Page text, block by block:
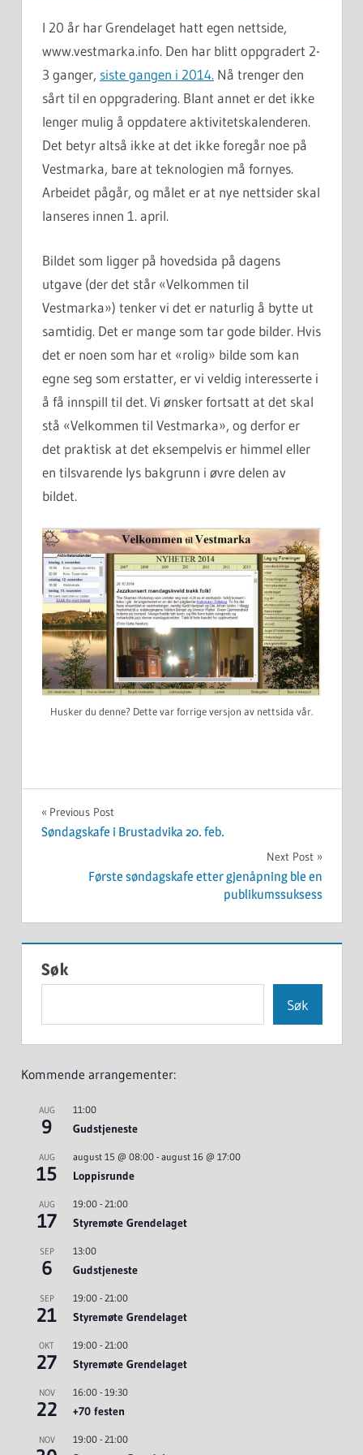
I 20 år har Grendelaget hatt egen nettside,
www.vestmarka.info. Den har blitt oppgradert 2-
3 ganger, siste gangen i 2014. Nå trenger den
sårt til en oppgradering. Blant annet er det ikke
lenger mulig å oppdatere aktivitetskalenderen.
Det betyr altså ikke at det ikke foregår noe på
Vestmarka, bare at teknologien må fornyes.
Arbeidet pågår, og målet er at nye nettsider skal
lanseres innen 1. april.
Bildet som ligger på hovedsida på dagens
utgave (der det står «Velkommen til
Vestmarka») tenker vi det er naturlig å bytte ut
samtidig. Det er mange som tar gode bilder. Hvis
det er noen som har et «rolig» bilde som kan
egne seg som erstatter, er vi veldig interesserte i
å få innspill til det. Vi ønsker fortsatt at det skal
stå «Velkommen til Vestmarka», og derfor er
det praktisk at det eksempelvis er himmel eller
en tilsvarende lys bakgrunn i øvre delen av
bildet.
Husker du denne? Dette var forrige versjon av nettsida vår.
UKATEGORISERT
Innleggsnavigasjon
Previous Post
Søndagskafe i Brustadvika 20. feb.
Next Post
Første søndagskafe etter gjenåpning ble en
publikumssuksess
Søk
Søk
Kommende arrangementer:
AUG
9
11:00
Gudstjeneste
AUG
15
august 15 @ 08:00- august 16 @ 17:00
Loppisrunde
AUG
17
19:00- 21:00
Styremøte Grendelaget
SEP
6
13:00
Gudstjeneste
SEP
21
19:00- 21:00
Styremøte Grendelaget
OKT
27
19:00- 21:00
Styremøte Grendelaget
NOV
22
16:00- 19:30
+70 festen
NOV 19:00- 21:00